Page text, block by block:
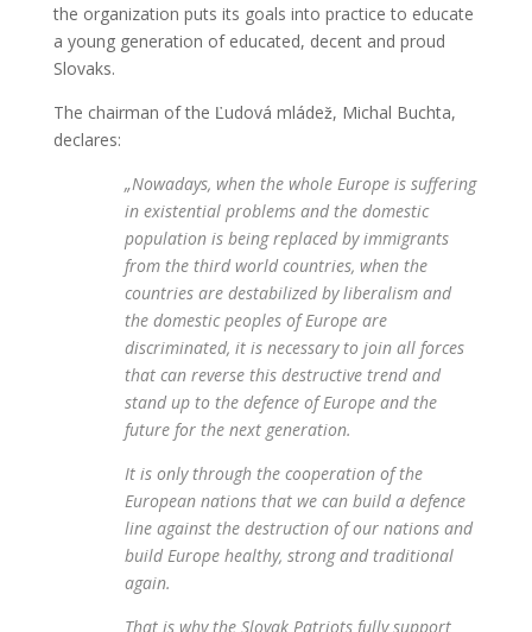
the organization puts its goals into practice to educate
a young generation of educated, decent and proud
Slovaks.
The chairman of the Ľudová mládež, Michal Buchta,
declares:
„Nowadays, when the whole Europe is suffering
in existential problems and the domestic
population is being replaced by immigrants
from the third world countries, when the
countries are destabilized by liberalism and
the domestic peoples of Europe are
discriminated, it is necessary to join all forces
that can reverse this destructive trend and
stand up to the defence of Europe and the
future for the next generation.
It is only through the cooperation of the
European nations that we can build a defence
line against the destruction of our nations and
build Europe healthy, strong and traditional
again.
That is why the Slovak Patriots fully support